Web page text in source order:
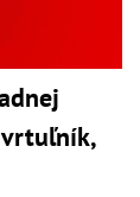
vrtuľník,